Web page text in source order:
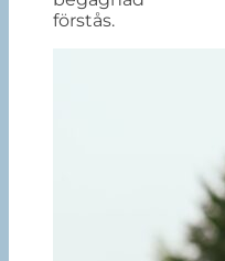
förstås.